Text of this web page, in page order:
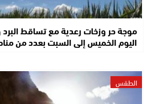
موجة حر وزخات رعدية مع تساقط
اليوم الخميس إلى السبت بعدد من
الطقس